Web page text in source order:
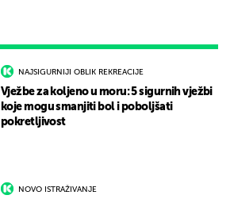
NAJSIGURNIJI OBLIK REKREACIJE
Vježbe za koljeno u moru: 5 sigurnih vježbi
koje mogu smanjiti bol i poboljšati
pokretljivost
NOVO ISTRAŽIVANJE